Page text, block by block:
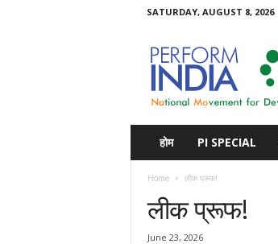
SATURDAY, AUGUST 8, 2026
होम PI SPECIAL
Home लीक प्रूफ!
लीक प्रूफ!
June 23, 2026